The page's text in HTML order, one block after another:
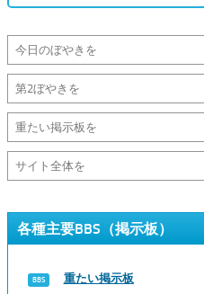
各種主要BBS（掲示板）
重たい掲示板